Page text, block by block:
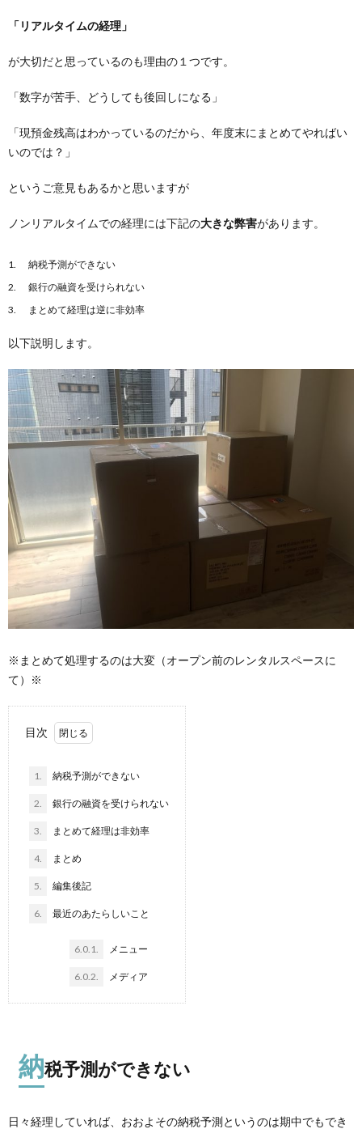
「リアルタイムの経理」
が大切だと思っているのも理由の１つです。
「数字が苦手、どうしても後回しになる」
「現預金残高はわかっているのだから、年度末にまとめてやればい
いのでは？」
というご意見もあるかと思いますが
ノンリアルタイムでの経理には下記の大きな弊害があります。
納税予測ができない
銀行の融資を受けられない
まとめて経理は逆に非効率
以下説明します。
※まとめて処理するのは大変（オープン前のレンタルスペースに
て）※
目次
1. 納税予測ができない
2. 銀行の融資を受けられない
3. まとめて経理は非効率
4. まとめ
5. 編集後記
6. 最近のあたらしいこと
6.0.1. メニュー
6.0.2. メディア
納税予測ができない
日々経理していれば、おおよその納税予測というのは期中でもでき